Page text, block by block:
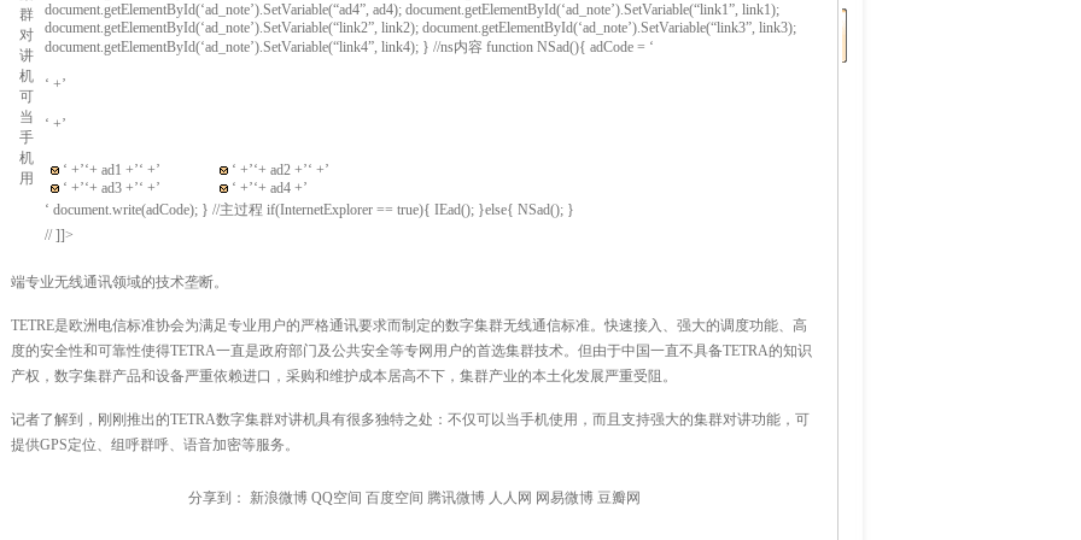
document.getElementById(‘ad_note’).SetVariable(“ad4”, ad4); document.getElementById(‘ad_note’).SetVariable(“link1”, link1);
document.getElementById(‘ad_note’).SetVariable(“link2”, link2); document.getElementById(‘ad_note’).SetVariable(“link3”, link3);
document.getElementById(‘ad_note’).SetVariable(“link4”, link4); } //ns内容 function NSad(){ adCode = ‘
‘ +’
‘ +’
‘ +’‘+ ad1 +’‘ +’ ‘ +’‘+ ad2 +’‘ +’
‘ +’‘+ ad3 +’‘ +’ ‘ +’‘+ ad4 +’
‘ document.write(adCode); } //主过程 if(InternetExplorer == true){ IEad(); }else{ NSad(); }
// ]]>
端专业无线通讯领域的技术垄断。
TETRE是欧洲电信标准协会为满足专业用户的严格通讯要求而制定的数字集群无线通信标准。快速接入、强大的调度功能、高
度的安全性和可靠性使得TETRA一直是政府部门及公共安全等专网用户的首选集群技术。但由于中国一直不具备TETRA的知识
产权，数字集群产品和设备严重依赖进口，采购和维护成本居高不下，集群产业的本土化发展严重受阻。
记者了解到，刚刚推出的TETRA数字集群对讲机具有很多独特之处：不仅可以当手机使用，而且支持强大的集群对讲功能，可
提供GPS定位、组呼群呼、语音加密等服务。
分享到： 新浪微博 QQ空间 百度空间 腾讯微博 人人网 网易微博 豆瓣网